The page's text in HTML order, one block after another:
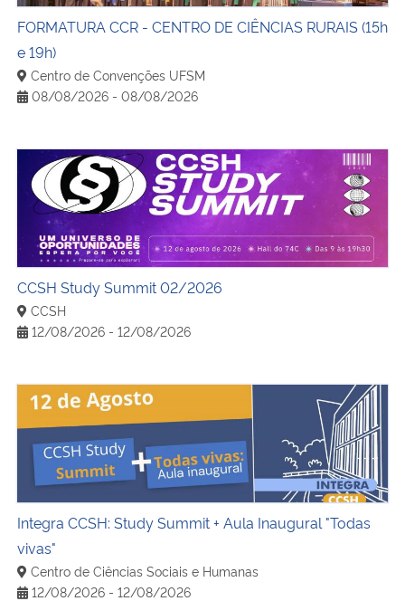
FORMATURA CCR - CENTRO DE CIÊNCIAS RURAIS (15h
e 19h)
Centro de Convenções UFSM
08/08/2026 - 08/08/2026
CCSH Study Summit 02/2026
CCSH Study Summit 02/2026
CCSH
12/08/2026 - 12/08/2026
Integra CCSH: Study Summit + Aula Inaugural "Todas
Integra CCSH: Study Summit + Aula Inaugural "Todas
vivas"
Centro de Ciências Sociais e Humanas
12/08/2026 - 12/08/2026